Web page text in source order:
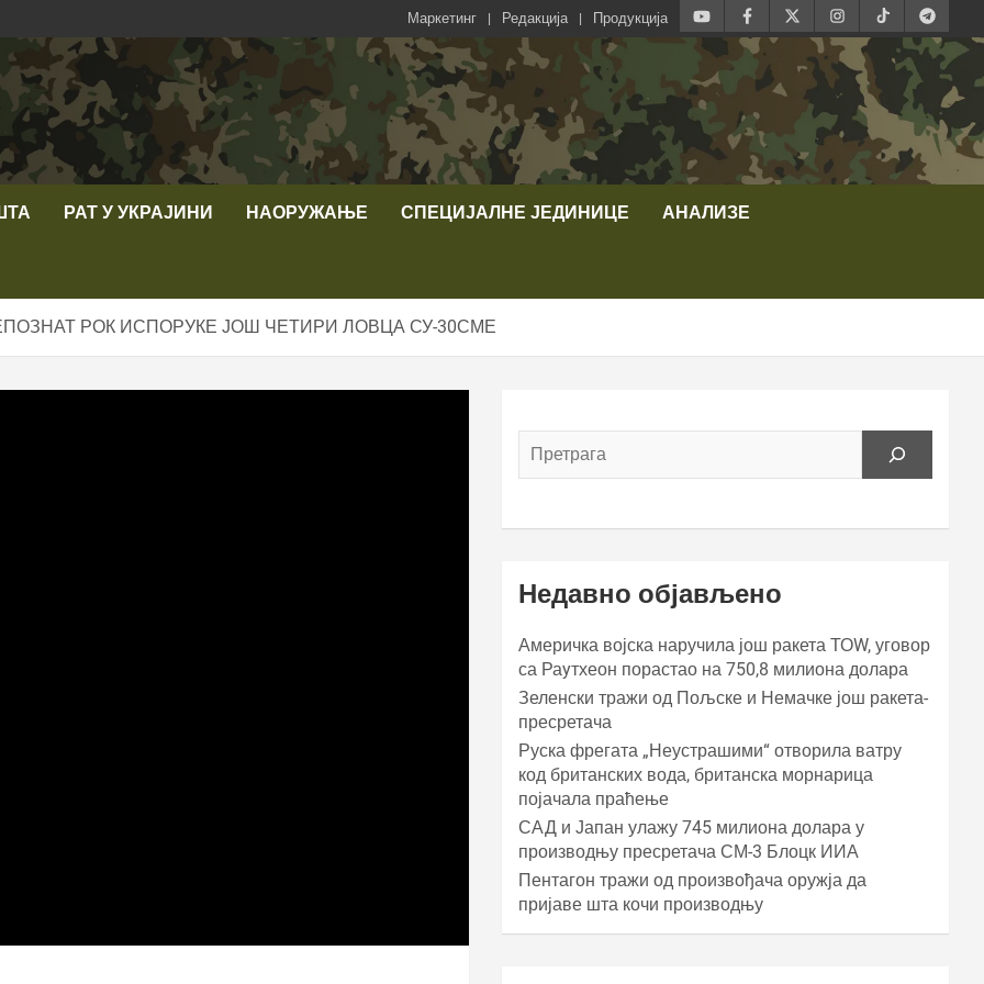
Маркетинг Редакција Продукција
РАТ У УКРАЈИНИ НАОРУЖАЊЕ СПЕЦИЈАЛНЕ ЈЕДИНИЦЕ АНАЛИЗЕ
РОК ИСПОРУКЕ ЈОШ ЧЕТИРИ ЛОВЦА СУ-30СМЕ
Недавно објављено
Америчка војска наручила још ракета ТОW, уговор
са Раyтхеон порастао на 750,8 милиона долара
Зеленски тражи од Пољске и Немачке још ракета-
пресретача
Руска фрегата „Неустрашими“ отворила ватру
код британских вода, британска морнарица
појачала праћење
САД и Јапан улажу 745 милиона долара у
производњу пресретача СМ-3 Блоцк ИИА
Пентагон тражи од произвођача оружја да
пријаве шта кочи производњу